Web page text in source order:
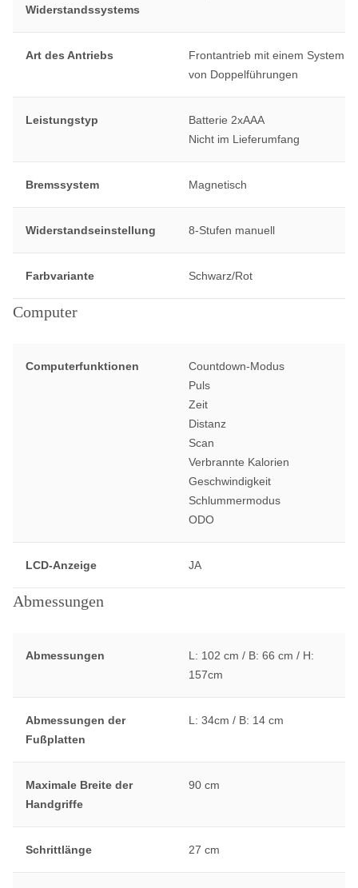
Widerstandssystems
Art des Antriebs
Frontantrieb mit einem System
von Doppelführungen
Leistungstyp
Batterie 2xAAA
Nicht im Lieferumfang
Bremssystem Magnetisch
Widerstandseinstellung 8-Stufen manuell
Farbvariante Schwarz/Rot
Computer
Computerfunktionen
Countdown-Modus
Puls
Zeit
Distanz
Scan
Verbrannte Kalorien
Geschwindigkeit
Schlummermodus
ODO
LCD-Anzeige JA
Abmessungen
Abmessungen
L: 102 cm / B: 66 cm / H:
157cm
Abmessungen der
Fußplatten
L: 34cm / B: 14 cm
Maximale Breite der
Handgriffe
90 cm
Schrittlänge 27 cm